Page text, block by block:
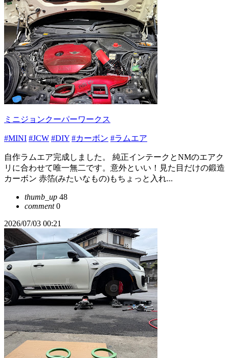
ミニジョンクーパーワークス
#MINI #JCW #DIY #カーボン #ラムエア
自作ラムエア完成しました。 純正インテークとNMのエアク
リに合わせて唯一無二です。意外といい！見た目だけの鍛造
カーボン 赤箔(みたいなもの)もちょっと入れ...
thumb_up 48
comment0
2026/07/03 00:21